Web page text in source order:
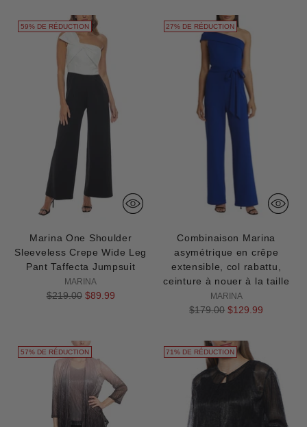
59% DE RÉDUCTION
Marina One Shoulder
Sleeveless Crepe Wide Leg
Pant Taffecta Jumpsuit
MARINA
Prix
$219.00 $89.99
27% DE RÉDUCTION
Combinaison Marina
asymétrique en crêpe
extensible, col rabattu,
ceinture à nouer à la taille
MARINA
Prix
$179.00 $129.99
57% DE RÉDUCTION 71% DE RÉDUCTION